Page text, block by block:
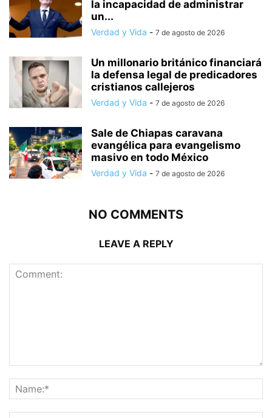
la incapacidad de administrar
un...
Verdad y Vida - 7 de agosto de 2026
Un millonario británico financiará
la defensa legal de predicadores
cristianos callejeros
Verdad y Vida - 7 de agosto de 2026
Sale de Chiapas caravana
evangélica para evangelismo
masivo en todo México
Verdad y Vida - 7 de agosto de 2026
NO COMMENTS
LEAVE A REPLY